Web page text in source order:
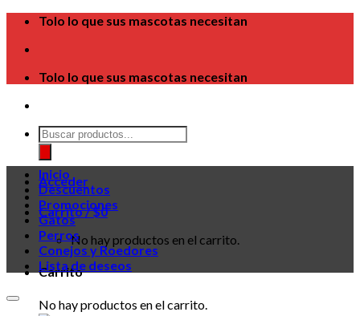
Skip
content
Tolo lo que sus mascotas necesitan
Tolo lo que sus mascotas necesitan
Búsqueda
de
productos
Acceder
Carrito /$0
No hay productos en el carrito.
Carrito
No hay productos en el carrito.
Inicio
Descuentos
Promociones
Gatos
Perros
Conejos y Roedores
Lista de deseos